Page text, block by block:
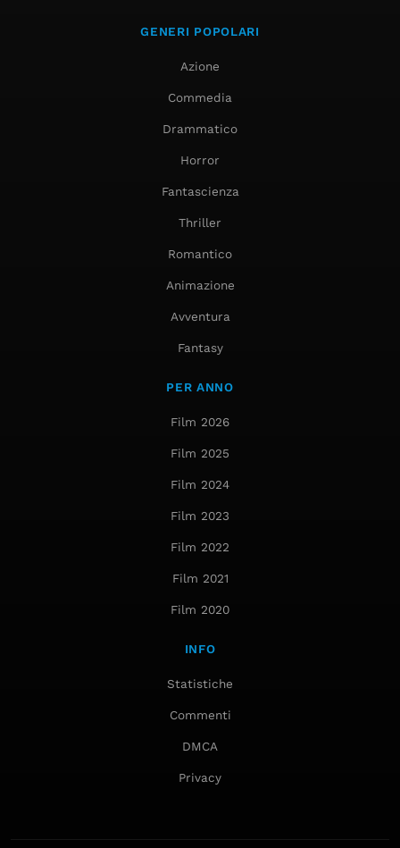
GENERI POPOLARI
Azione
Commedia
Drammatico
Horror
Fantascienza
Thriller
Romantico
Animazione
Avventura
Fantasy
PER ANNO
Film 2026
Film 2025
Film 2024
Film 2023
Film 2022
Film 2021
Film 2020
INFO
Statistiche
Commenti
DMCA
Privacy